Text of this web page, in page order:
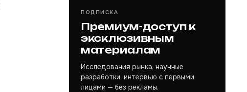
ПОДПИСКА
Премиум-доступ к
эксклюзивным
материалам
Исследования рынка, научные
разработки, интервью с первыми
лицами — без рекламы.